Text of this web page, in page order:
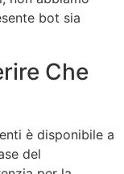
il che lo
di coloro il
delle
sono coinvolti
criptovalute
di diversificare
abbiamo
bot sia